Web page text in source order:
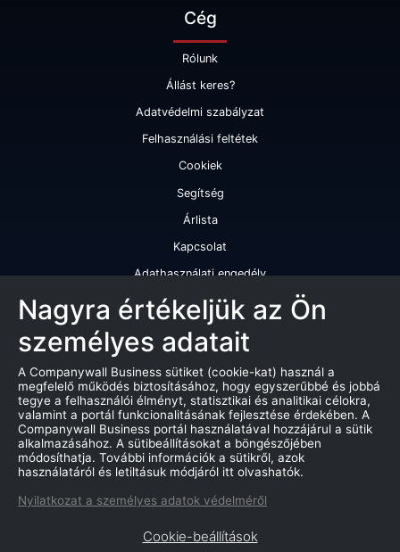
Cég
Rólunk
Állást keres?
Adatvédelmi szabályzat
Felhasználási feltétek
Cookiek
Segítség
Árlista
Kapcsolat
Adathasználati engedély
Szolgáltatásaink
Cégminősítés
Cégminősítési riport
Kiváló cégminősítési tanúsítvány
Termékek
Companywall Business - Adattovábbítási szerződés
Marketing adatbázis
Nagyra értékeljük az Ön
személyes adatait
A Companywall Business sütiket (cookie-kat) használ a
megfelelő működés biztosításához, hogy egyszerűbbé és jobbá
tegye a felhasználói élményt, statisztikai és analitikai célokra,
valamint a portál funkcionalitásának fejlesztése érdekében. A
Companywall Business portál használatával hozzájárul a sütik
alkalmazásához. A sütibeállításokat a böngészőjében
módosíthatja. További információk a sütikről, azok
használatáról és letiltásuk módjáról itt olvashatók.
Nyilatkozat a személyes adatok védelméről
Cookie-beállítások